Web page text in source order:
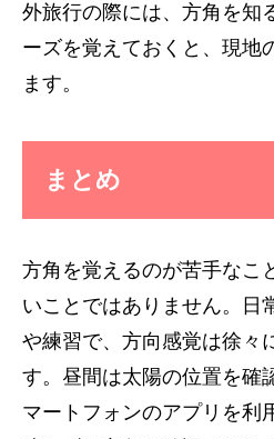
外旅行の際には、方角を知
ーズを覚えておくと、現地
ます。
まとめ
方角を覚えるのが苦手なこ
いことではありません。日
や練習で、方向感覚は徐々
す。昼間は太陽の位置を確
マートフォンのアプリを利